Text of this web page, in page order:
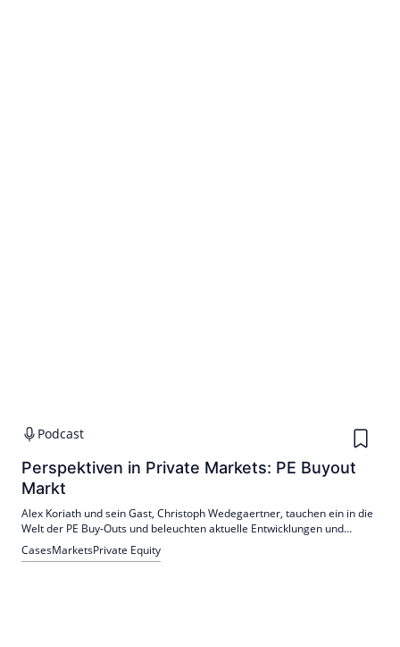
Podcast
Perspektiven in Private Markets: PE Buyout
Markt
Alex Koriath und sein Gast, Christoph Wedegaertner, tauchen ein in die
Welt der PE Buy-Outs und beleuchten aktuelle Entwicklungen und
Perspektiven.
CasesMarketsPrivate Equity